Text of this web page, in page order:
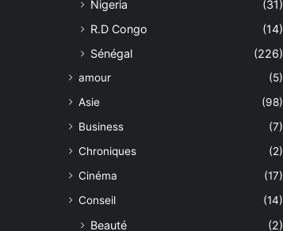
Nigeria
(31)
R.D Congo
(14)
Sénégal
(226)
amour
(5)
Asie
(98)
Business
(7)
Chroniques
(2)
Cinéma
(17)
Conseil
(14)
Beauté (2)